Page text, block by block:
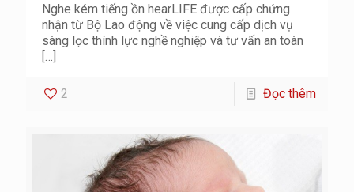
Nghe kém tiếng ồn hearLIFE được cấp chứng
nhận từ Bộ Lao động về việc cung cấp dịch vụ
sàng lọc thính lực nghề nghiệp và tư vấn an toàn
[…]
2 Đọc thêm